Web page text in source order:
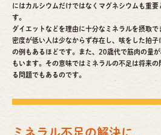
にはカルシウムだけではなくマグネシウムも重
す。
ダイエットなどを理由に十分なミネラルを摂取
密度が低い人は少なからず存在し、咳をした拍
の例もあるほどです。また、20歳代で筋肉の量
もいます。その意味ではミネラルの不足は将来
る問題でもあるのです。